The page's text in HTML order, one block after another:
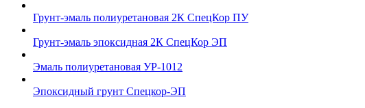
Грунт-эмаль полиуретановая 2К СпецКор ПУ
Грунт-эмаль эпоксидная 2К СпецКор ЭП
Эмаль полиуретановая УР-1012
Эпоксидный грунт Спецкор-ЭП